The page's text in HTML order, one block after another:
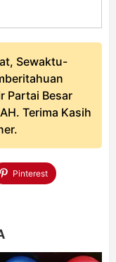
Sewaktu-
Partai Besar
Terima Kasih
Pinterest